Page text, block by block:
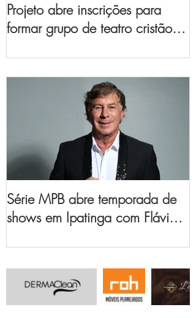
Projeto abre inscrições para
formar grupo de teatro cristão
Série MPB abre temporada de
shows em Ipatinga com Flávio